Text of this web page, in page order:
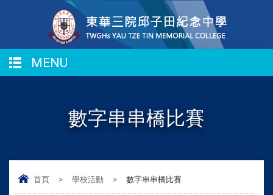
MENU
數字串串橋比賽
首頁 > 學校活動 > 數字串串橋比賽